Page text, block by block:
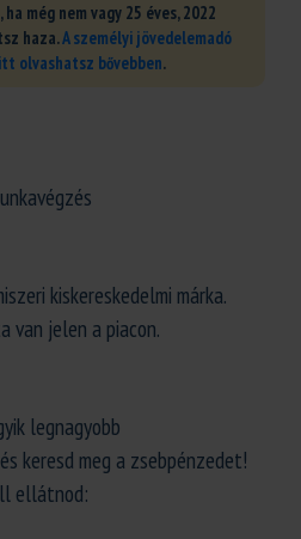
még nem vagy 25 éves, 2022
haza.A személyi jövedelemadó
olvashatsz bővebben.
kiskereskedelmi márka.
van jelen a piacon.
legnagyobb
keresd meg a zsebpénzedet!
ellátnod: